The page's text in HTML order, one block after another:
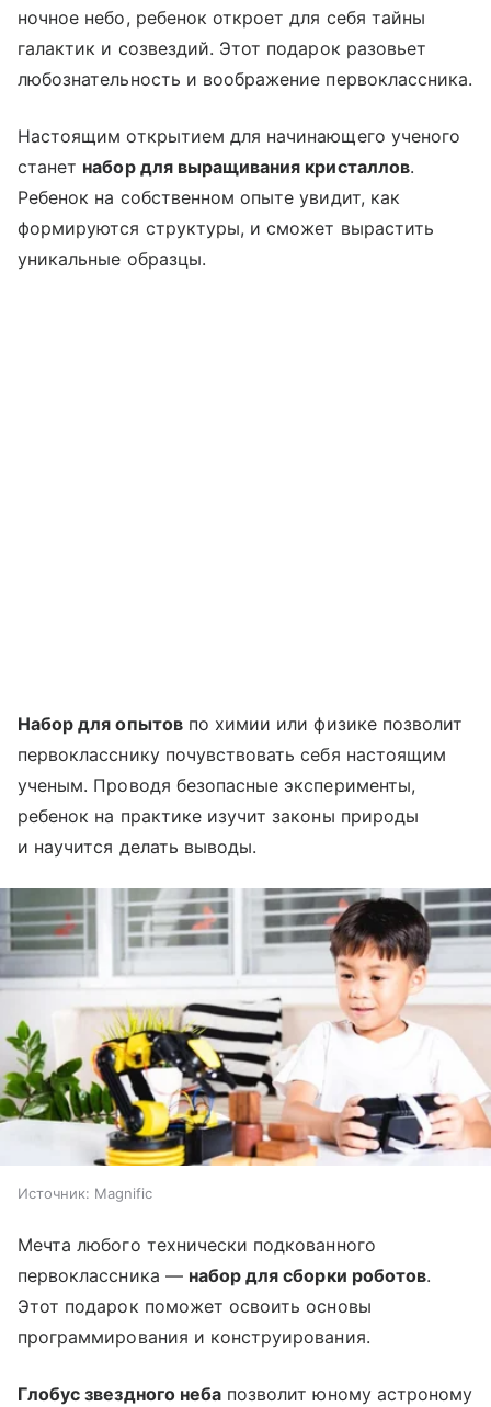
ночное небо, ребенок откроет для себя тайны
галактик и созвездий. Этот подарок разовьет
любознательность и воображение первоклассника.
Настоящим открытием для начинающего ученого
станет набор для выращивания кристаллов.
Ребенок на собственном опыте увидит, как
формируются структуры, и сможет вырастить
уникальные образцы.
Набор для опытовпо химии или физике позволит
первокласснику почувствовать себя настоящим
ученым. Проводя безопасные эксперименты,
ребенок на практике изучит законы природы
и научится делать выводы.
Источник: Magnific
Мечта любого технически подкованного
первоклассника — набор для сборки роботов.
Этот подарок поможет освоить основы
программирования и конструирования.
Глобус звездного неба позволит юному астроному